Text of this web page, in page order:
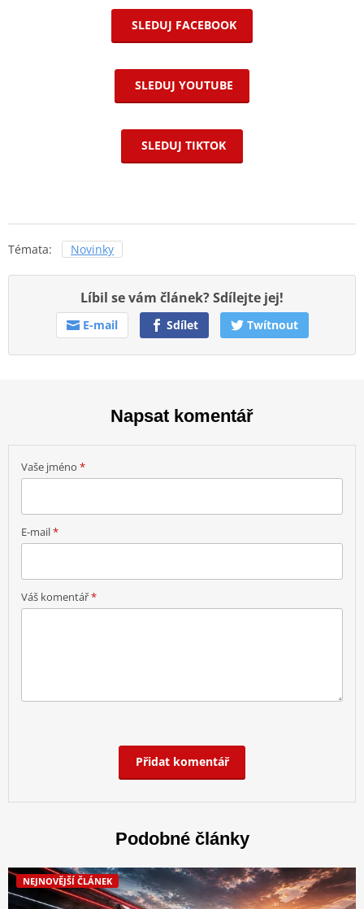
SLEDUJ FACEBOOK
SLEDUJ YOUTUBE
SLEDUJ TIKTOK
Témata: Novinky
Líbil se vám článek? Sdílejte jej!
E-mail Sdílet Twítnout
Napsat komentář
Vaše jméno *
E-mail*
Váš komentář*
Přidat komentář
Podobné články
NEJNOVĚJŠÍ ČLÁNEK